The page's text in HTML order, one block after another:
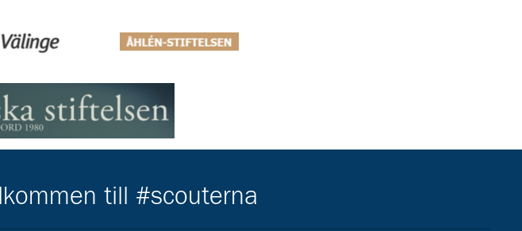
uppleva-och-gora/foreningar/lokal-overenskommelse-i-helsingborg/
valinge.com/
Gå till https://ahlenstiftelsen.se/
till #scouterna